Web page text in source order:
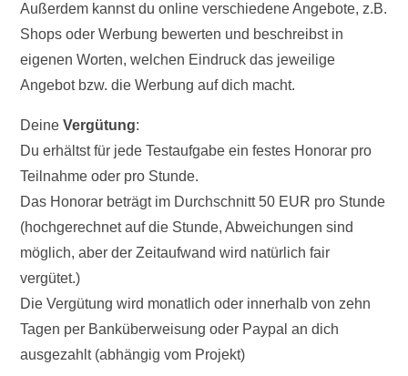
Außerdem kannst du online verschiedene Angebote, z.B.
Shops oder Werbung bewerten und beschreibst in
eigenen Worten, welchen Eindruck das jeweilige
Angebot bzw. die Werbung auf dich macht.
DeineVergütung:
Du erhältst für jede Testaufgabe ein festes Honorar pro
Teilnahme oder pro Stunde.
Das Honorar beträgt im Durchschnitt 50 EUR pro Stunde
(hochgerechnet auf die Stunde, Abweichungen sind
möglich, aber der Zeitaufwand wird natürlich fair
vergütet.)
Die Vergütung wird monatlich oder innerhalb von zehn
Tagen per Banküberweisung oder Paypal an dich
ausgezahlt (abhängig vom Projekt)